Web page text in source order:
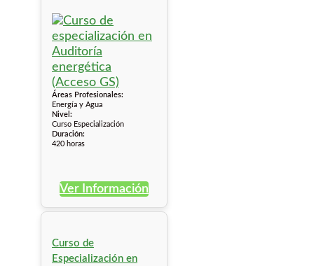
Áreas Profesionales:
Energía y Agua
Nivel:
Curso Especialización
Duración:
420 horas
Ver Información
Curso de
Especialización en